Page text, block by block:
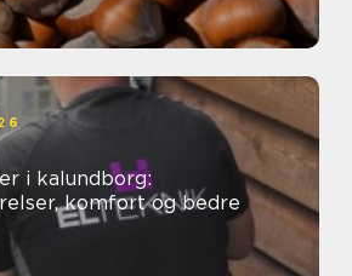
i kalundborg:
komfort og bedre